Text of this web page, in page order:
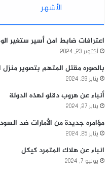
الأشهر
اعترافات ضابط امن أسير ستغير
أكتوبر 23, 2024
بالصوره مقتل المتهم بتصوير
يناير 29, 2024
أنباء عن هروب دقلو لهذه الدولة
يناير 27, 2024
مؤامره جديدة من الأمارات ضد
يناير 25, 2024
انباء عن هلاك المتمرد كيكل
يوليو 7, 2024